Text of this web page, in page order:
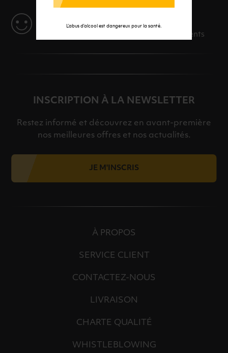
L’abus d’alcool est dangereux pour la santé.
Des solutions adaptées à vos événements
INSCRIPTION À LA NEWSLETTER
Restez informé et découvrez en avant-première
nos meilleures offres et nos actualités.
JE M'INSCRIS
À PROPOS
SERVICE CLIENT
CONTACTEZ-NOUS
LIVRAISON
CHARTE QUALITÉ
WHISTLEBLOWING